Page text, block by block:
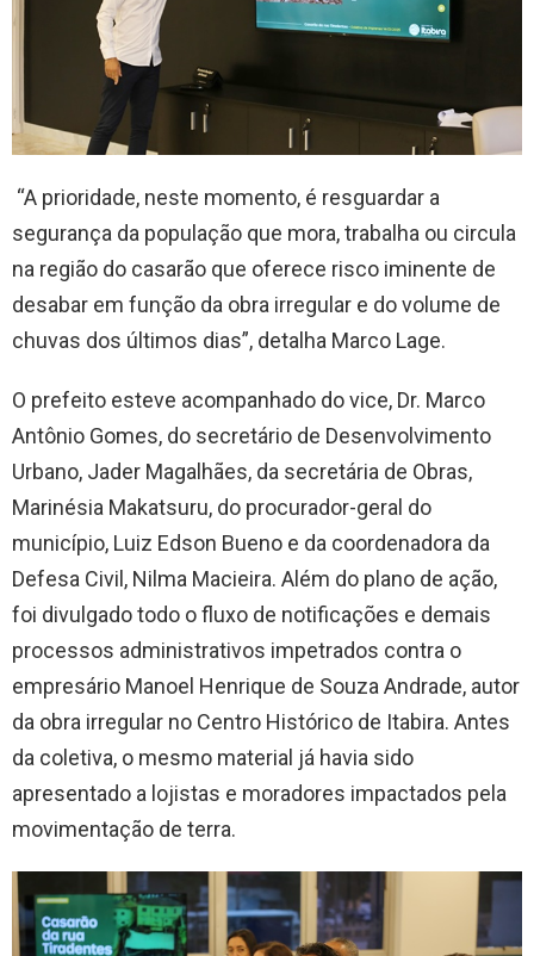
“A prioridade, neste momento, é resguardar a
segurança da população que mora, trabalha ou circula
na região do casarão que oferece risco iminente de
desabar em função da obra irregular e do volume de
chuvas dos últimos dias”, detalha Marco Lage.
O prefeito esteve acompanhado do vice, Dr. Marco
Antônio Gomes, do secretário de Desenvolvimento
Urbano, Jader Magalhães, da secretária de Obras,
Marinésia Makatsuru, do procurador-geral do
município, Luiz Edson Bueno e da coordenadora da
Defesa Civil, Nilma Macieira. Além do plano de ação,
foi divulgado todo o fluxo de notificações e demais
processos administrativos impetrados contra o
empresário Manoel Henrique de Souza Andrade, autor
da obra irregular no Centro Histórico de Itabira. Antes
da coletiva, o mesmo material já havia sido
apresentado a lojistas e moradores impactados pela
movimentação de terra.